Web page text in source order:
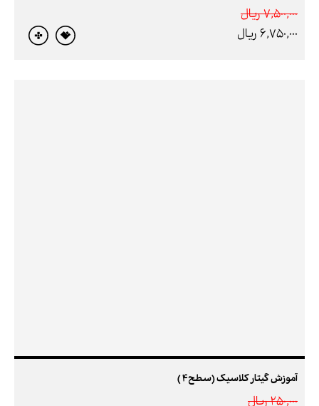
7,500,000 ريال
6,750,000 ريال
آموزش گیتار کلاسیک (سطح4 )